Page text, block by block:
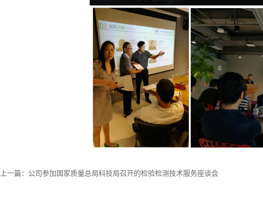
上一篇： 公司参加国家质量总局科技局召开的检验检测技术服务座谈会